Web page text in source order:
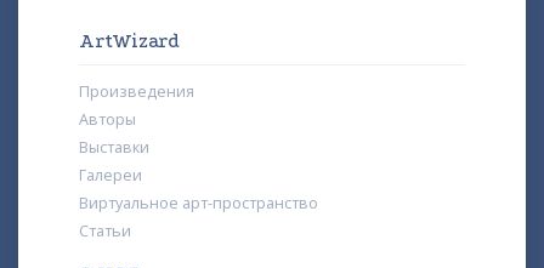
ArtWizard
Произведения
Авторы
Выставки
Галереи
Виртуальное арт-пространство
Статьи